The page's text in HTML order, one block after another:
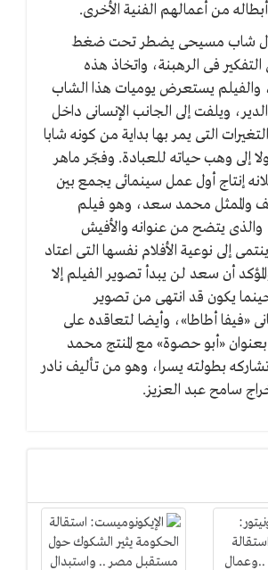
أبطاله من أعمالهم الفنية الأخرى.
حول شاب مسيحى يضطر تحت ضغط
فى الرهبنة، واتخاذ هذه
والفيلم يستعرض يوميات هذا الشاب
ويلفت إلى الجانب الإنسانى داخل
التى يمر بها بداية من كونه شابا
إلى وهب حياته للعبادة. وفجّر ماهر
إنتاج أول عمل سينمائى يجمع بين
والممثل محمد سعد، وهو فيلم
والذى يتضح من عنوانه والأفيش
إلى نوعية الأفلام نفسها التى اعتاد
أن سعد لن يبدأ تصوير الفيلم إلا
يكون قد انتهى من تصوير
«فيفا أطاطا»، وأيضا لتعاقده على
«أبو حصوة» مع المنتج محمد
بطولته يسرا، وهو من تأليف نادر
سامح عبد العزيز.